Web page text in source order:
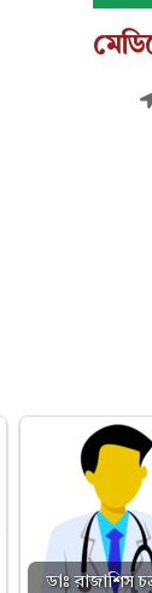
ডাঃ রাজাশিস